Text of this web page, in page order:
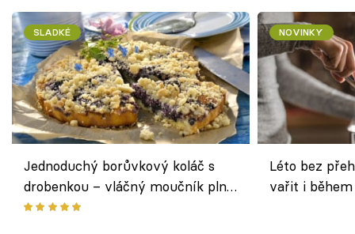
SLADKÉ
Jednoduchý borůvkový koláč s
drobenkou – vláčný moučník plný
ovoce
NOVINKY
Léto bez
vařit i